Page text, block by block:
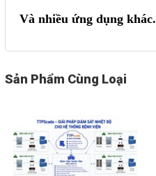
Và nhiều ứng dụng khác.
Sản Phẩm Cùng Loại